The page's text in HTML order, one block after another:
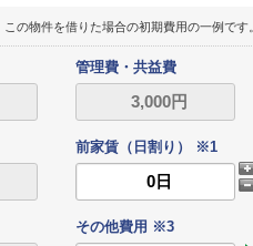
この物件を借りた場合の初期費用の一例です。
管理費・共益費
前家賃（日割り） ※1
その他費用 ※3